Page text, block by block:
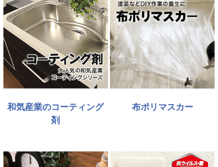
和気産業のコーティング
剤
布ポリマスカー